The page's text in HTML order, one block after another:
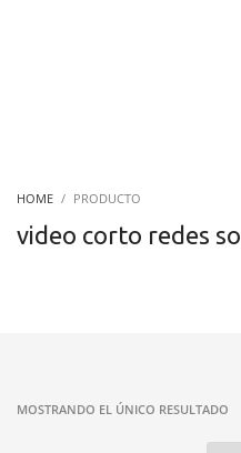
HOME PRODUCTO
video corto redes
MOSTRANDO EL ÚNICO RESULTADO